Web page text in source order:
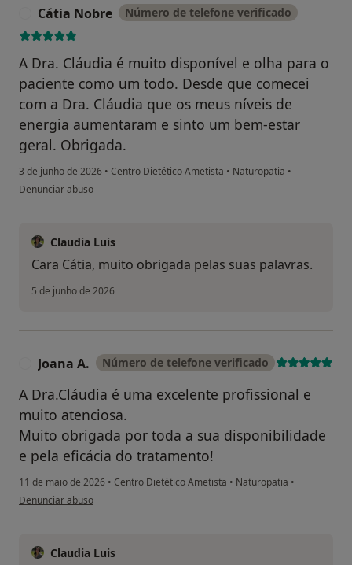
Cátia Nobre Número de telefone verificado
A Dra. Cláudia é muito disponível e olha para o
paciente como um todo. Desde que comecei
com a Dra. Cláudia que os meus níveis de
energia aumentaram e sinto um bem-estar
geral. Obrigada.
3 de junho de 2026 • Centro Dietético Ametista • Naturopatia •
na opinião do utilizador Cátia Nobre
Denunciar abuso
Claudia Luis
Cara Cátia, muito obrigada pelas suas palavras.
5 de junho de 2026
Joana A. Número de telefone verificado
A Dra.Cláudia é uma excelente profissional e
muito atenciosa.
Muito obrigada por toda a sua disponibilidade
e pela eficácia do tratamento!
11 de maio de 2026 • Centro Dietético Ametista • Naturopatia •
na opinião do utilizador Joana A.
Denunciar abuso
Claudia Luis